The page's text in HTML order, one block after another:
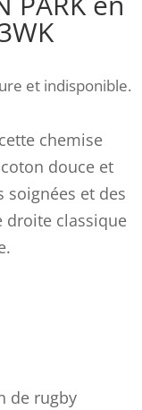
et indisponible.
chemise
douce et
et des
droite classique
de rugby